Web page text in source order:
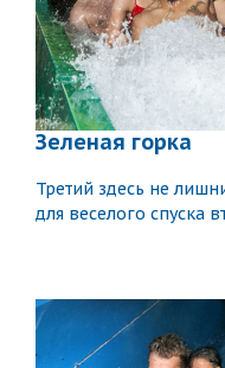
Зеленая горка
Третий здесь не
для веселого спуска